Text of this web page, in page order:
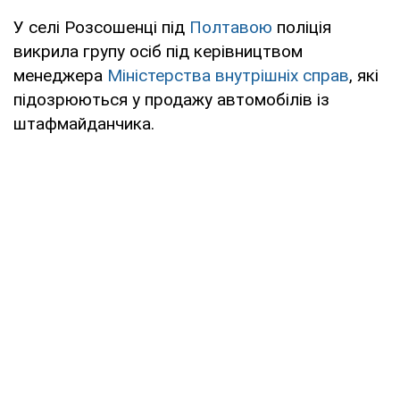
У селі Розсошенці під Полтавою поліція
викрила групу осіб під керівництвом
менеджера Міністерства внутрішніх справ, які
підозрюються у продажу автомобілів із
штафмайданчика.